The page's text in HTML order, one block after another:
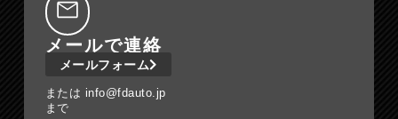
メールで連絡
メールフォーム
または info@fdauto.jp
まで